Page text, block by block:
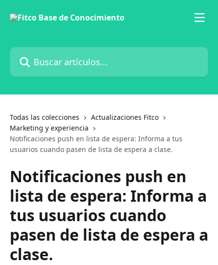
Buscar artículos...
Todas las colecciones
Actualizaciones Fitco
Marketing y experiencia
Notificaciones push en lista de espera: Informa a tus
usuarios cuando pasen de lista de espera a clase.
Notificaciones push en
lista de espera: Informa a
tus usuarios cuando
pasen de lista de espera a
clase.